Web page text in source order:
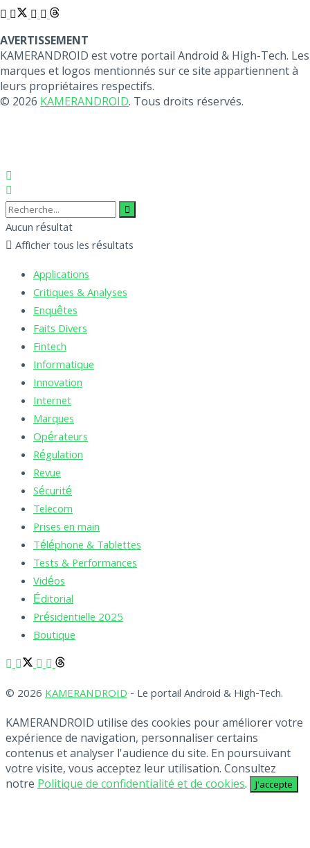
AVERTISSEMENT
KAMERANDROID est votre portail Android & High-Tech. Les
marques et logos mentionnés sur ce site appartiennent à
leurs propriétaires respectifs.
© 2026 KAMERANDROID. Tous droits réservés.
Aucun résultat
Afficher tous les résultats
Applications
Critiques & Analyses
Enquêtes
Faits Divers
Fintech
Informatique
Innovation
Internet
Marques
Opérateurs
Régulation
Revue
Sécurité
Telecom
Prises en main
Téléphone & Tablettes
Tests & Performances
Vidéos
Éditorial
Présidentielle 2025
Boutique
© 2026KAMERANDROID- Le portail Android & High-Tech.
KAMERANDROID utilise des cookies pour améliorer votre
expérience de navigation, personnaliser certains
contenus et analyser l'audience du site. En poursuivant
votre visite, vous acceptez leur utilisation. Consultez
notre Politique de confidentialité et de cookies. J'accepte